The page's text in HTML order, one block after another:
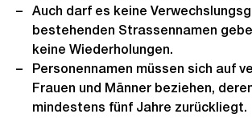
Auch darf es keine
bestehenden Strassennamen
keine Wiederholungen.
Personennamen müssen sich auf
Frauen und Männer beziehen,
mindestens fünf Jahre zurückliegt.